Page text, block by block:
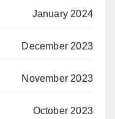
January 2024
December 2023
November 2023
October 2023